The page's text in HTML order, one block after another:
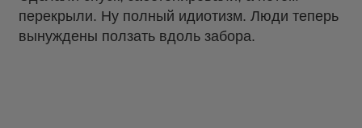
перекрыли. Ну полный идиотизм. Люди теперь
вынуждены ползать вдоль забора.